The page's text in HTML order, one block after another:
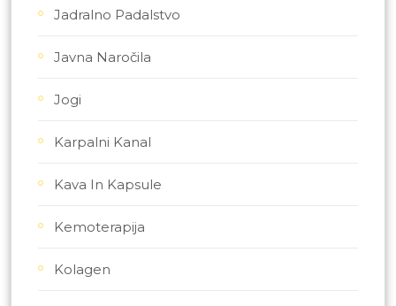
Jadralno Padalstvo
Javna Naročila
Jogi
Karpalni Kanal
Kava In Kapsule
Kemoterapija
Kolagen